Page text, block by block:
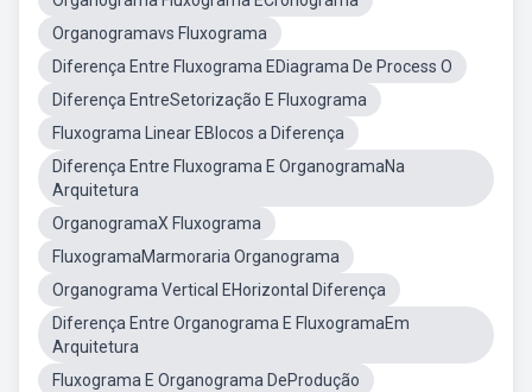
Organogramavs Fluxograma
Diferença Entre Fluxograma EDiagrama De Process O
Diferença EntreSetorização E Fluxograma
Fluxograma Linear EBlocos a Diferença
Diferença Entre Fluxograma E OrganogramaNa
Arquitetura
OrganogramaX Fluxograma
FluxogramaMarmoraria Organograma
Organograma Vertical EHorizontal Diferença
Diferença Entre Organograma E FluxogramaEm
Arquitetura
Fluxograma E Organograma DeProdução